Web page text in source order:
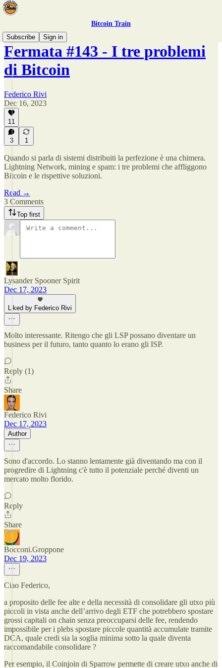
Bitcoin Train
Subscribe
Sign in
Fermata #143 - I tre problemi
di Bitcoin
Federico Rivi
Dec 16, 2023
11
3 1
Quando si parla di sistemi distribuiti la perfezione è una chimera.
Lightning Network, mining e spam: i tre problemi che affliggono
Bitcoin e le rispettive soluzioni.
Read →
3 Comments
Top first
Lysander Spooner Spirit
Dec 17, 2023
Liked by Federico Rivi
Molto interessante. Ritengo che gli LSP possano diventare un
business per il futuro, tanto quanto lo erano gli ISP.
Reply (1)
Share
Federico Rivi
Dec 17, 2023
Author
Sono d'accordo. Lo stanno lentamente già diventando ma con il
progredire di Lightning c'è tutto il potenziale perché diventi un
mercato molto florido.
Reply
Share
Bocconi.Groppone
Dec 19, 2023
Ciao Federico,
a proposito delle fee alte e della necessità di consolidare gli utxo più
piccoli in vista anche dell’arrivo degli ETF che potrebbero spostare
grossi capitali on chain senza preoccuparsi delle fee, rendendo
impossibile per i plebs spostare piccole quantità accumulate tramite
DCA, quale credi sia la soglia minima sotto la quale diventa
raccomandabile consolidare ?
Per esempio, il Coinjoin di Sparrow permette di creare utxo anche di